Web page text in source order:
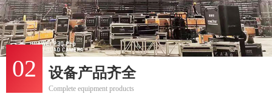
02 设备产品齐全
Complete equipment products